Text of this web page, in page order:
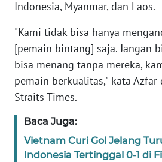
Indonesia, Myanmar, dan Laos.
"Kami tidak bisa hanya
[pemain bintang] saja. Jangan
bisa menang tanpa mereka,
pemain berkualitas," kata
Straits Times.
Baca Juga:
Vietnam Curi Gol Jelang
Indonesia Tertinggal 0-1 di
JABAR
WN
WN
NTT
KEPRI